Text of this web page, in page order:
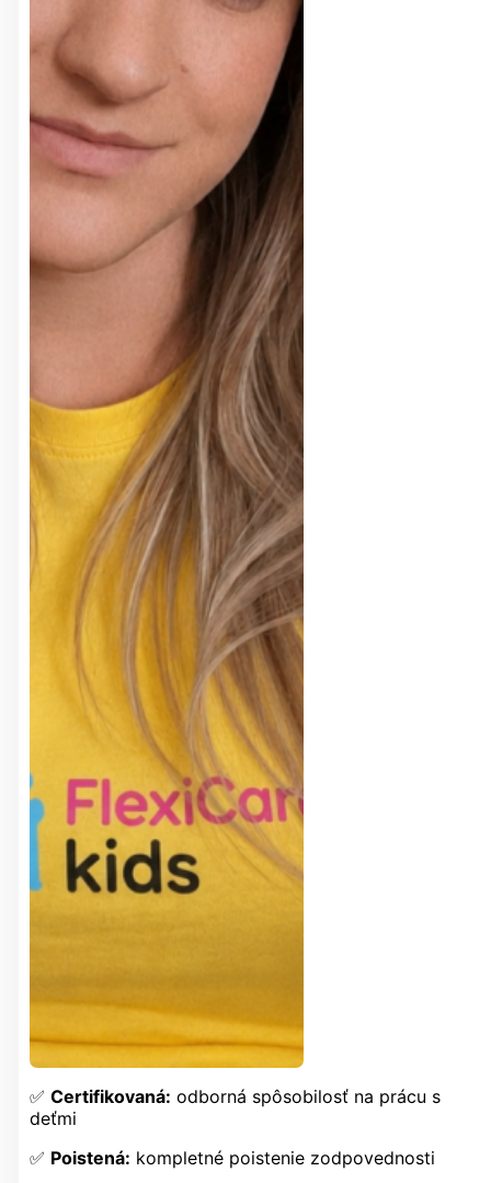
✅ Certifikovaná: odborná spôsobilosť na prácu s
deťmi
✅ Poistená: kompletné poistenie zodpovednosti